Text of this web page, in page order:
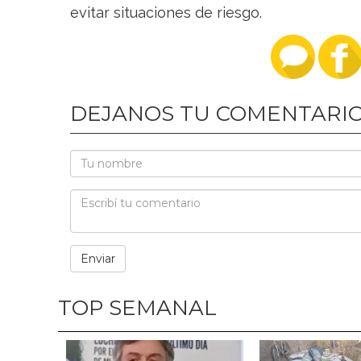
evitar situaciones de riesgo.
DEJANOS TU
TOP SEMANAL